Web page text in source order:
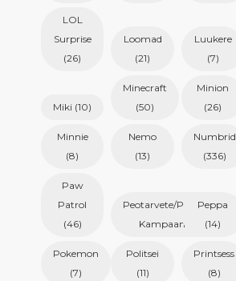
LOL
Surprise
(26)
Loomad
(21)
Luukere
(7)
Miki (10)
Minecraft
(50)
Minion
(26)
Minnie
(8)
Nemo
(13)
Numbrid
(336)
Paw
Patrol
(46)
Peotarvete/Peonõude
Kampaania
(5)
Peppa
(14)
Pokemon
(7)
Politsei
(11)
Printsess
(8)